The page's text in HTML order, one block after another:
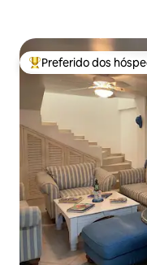
Entre os melhores
Preferido dos